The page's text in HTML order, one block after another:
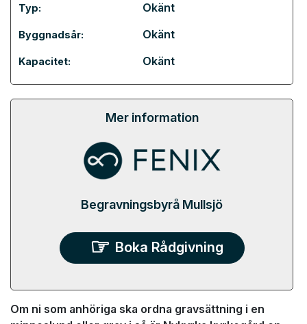
Typ: Okänt
Byggnadsår: Okänt
Kapacitet: Okänt
Mer information
Begravningsbyrå Mullsjö
Boka Rådgivning
Om ni som anhöriga ska ordna gravsättning i en